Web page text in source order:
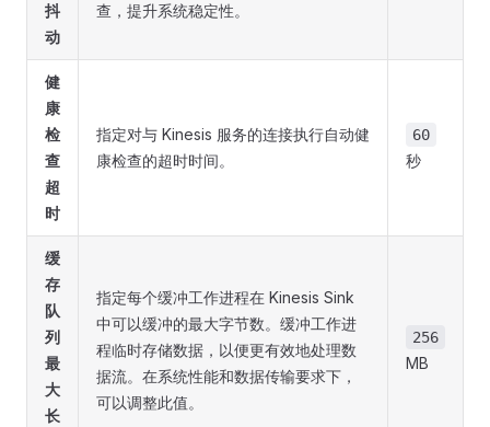
抖
动
查，提升系统稳定性。
健
康
检
查
超
时
指定对与 Kinesis 服务的连接执行自动健
康检查的超时时间。
60
秒
缓
存
队
列
最
大
长
指定每个缓冲工作进程在 Kinesis Sink
中可以缓冲的最大字节数。缓冲工作进
程临时存储数据，以便更有效地处理数
据流。在系统性能和数据传输要求下，
可以调整此值。
256
MB